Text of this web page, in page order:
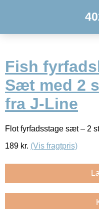
Fish
Sæt med 2
fra J-Line
Flot fyrfadsstage sæt – 2
189 kr. (Vis fragtpris)